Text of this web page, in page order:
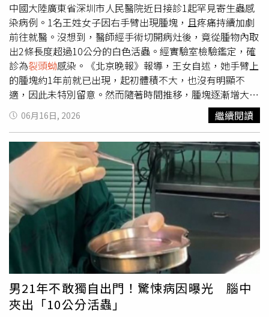
中國大陸廣東省深圳市人民醫院近日接診1起罕見寄生蟲感
染病例。1名王姓女子因右手臂出現腫塊，且疼痛持續加劇
前往就醫。沒想到，醫師經手術切開病灶後，竟從腫物內取
出2條長度超過10公分的白色活蟲。經實驗室檢驗鑑定，確
診為裂頭蚴感染。《北京晚報》報導，王女自述，她手臂上
的腫塊約1年前就已出現，起初體積不大，也沒有明顯不
適，因此未特別留意。然而隨著時間推移，腫塊逐漸增大至
如鵪鶉蛋般大小，疼痛感也愈發明顯，才決定到醫院檢查。
醫師進一步追查感染原因時發現，王女平時經常購買青蛙回
家自行處理，且有製作涼拌菜的習慣。研判可能是她在處理
青蛙時，菜刀與砧板遭裂頭蚴囊包污染，加上後續未徹底清
潔消毒，又直接用於製作生食或涼拌蔬菜，導致寄生蟲幼蟲
經由食物進入人體。中國大陸廣東省深圳市人民醫院近日接
診1起罕見寄生蟲感染病例。（圖／翻攝自深圳市人民醫
院）據了解，
裂頭蚴是曼氏疊宮絛蟲的幼蟲階段，青蛙、蛇
等野生動物是其常見中間宿主。人類若誤食受污染食物或未
充分加熱的相關食材，即有感染風險。與許多寄生蟲不同的
進入人體後不會發育成成蟲，而是會在體內組織
間游移，可侵犯皮下組織、肌肉、眼部、腦部甚至內臟器
官。最常見症狀為皮下出現反覆移動的腫塊，並伴隨紅腫、
疼痛等不適。醫師提醒，若出現不明原因皮下腫塊、腫塊位
置改變或反覆發作不癒，甚至伴隨眼部異物感、腫脹或神經
06月16日, 2026 繼續閱讀
男21年不敢獨自出門！驚悚病因曝光 腦中
夾出「10公分活蟲」